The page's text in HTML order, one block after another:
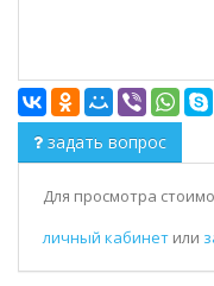
задать вопрос
Для просмотра
личный кабинет или